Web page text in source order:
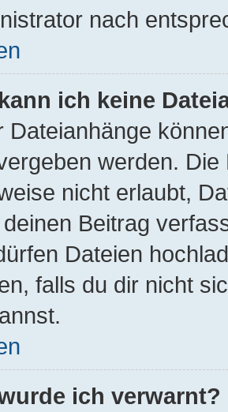
nach
ich keine
Dateianhänge
werden.
nicht erlaubt,
Beitrag
Dateien
falls du dir nicht
ich verwarnt?